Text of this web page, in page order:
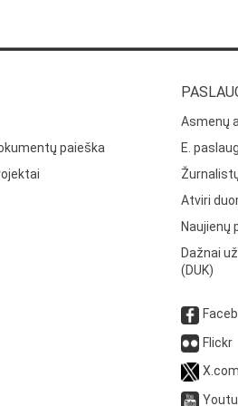
paieška
Asmenų
E.
Atviri
Naujienų
Dažnai
(DUK)
Flickr
X.com